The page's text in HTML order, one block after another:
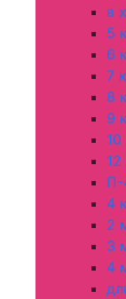
в
5
6
7
8
9
П-
4
2
3
4